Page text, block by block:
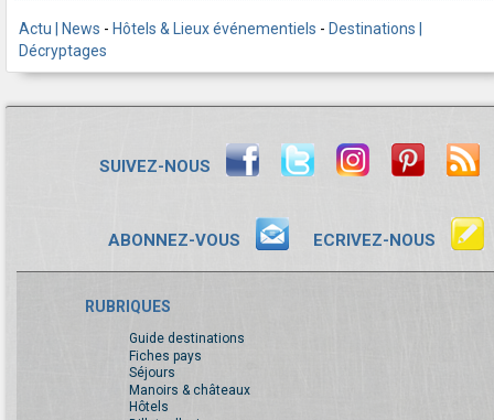
Actu | News - Hôtels & Lieux événementiels - Destinations |
Décryptages
SUIVEZ-NOUS
ABONNEZ-VOUS ECRIVEZ-NOUS
RUBRIQUES
Guide destinations
Fiches pays
Séjours
Manoirs & châteaux
Hôtels